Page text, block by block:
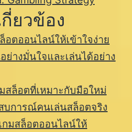
ยวข้อง
อตออนไลน์ให้เข้าใจง่าย
ย่างมั่นใจและเล่นได้อย่าง
สล็อตที่เหมาะกับมือใหม่
บการณ์คนเล่นสล็อตจริง
กมสล็อตออนไลน์ให้